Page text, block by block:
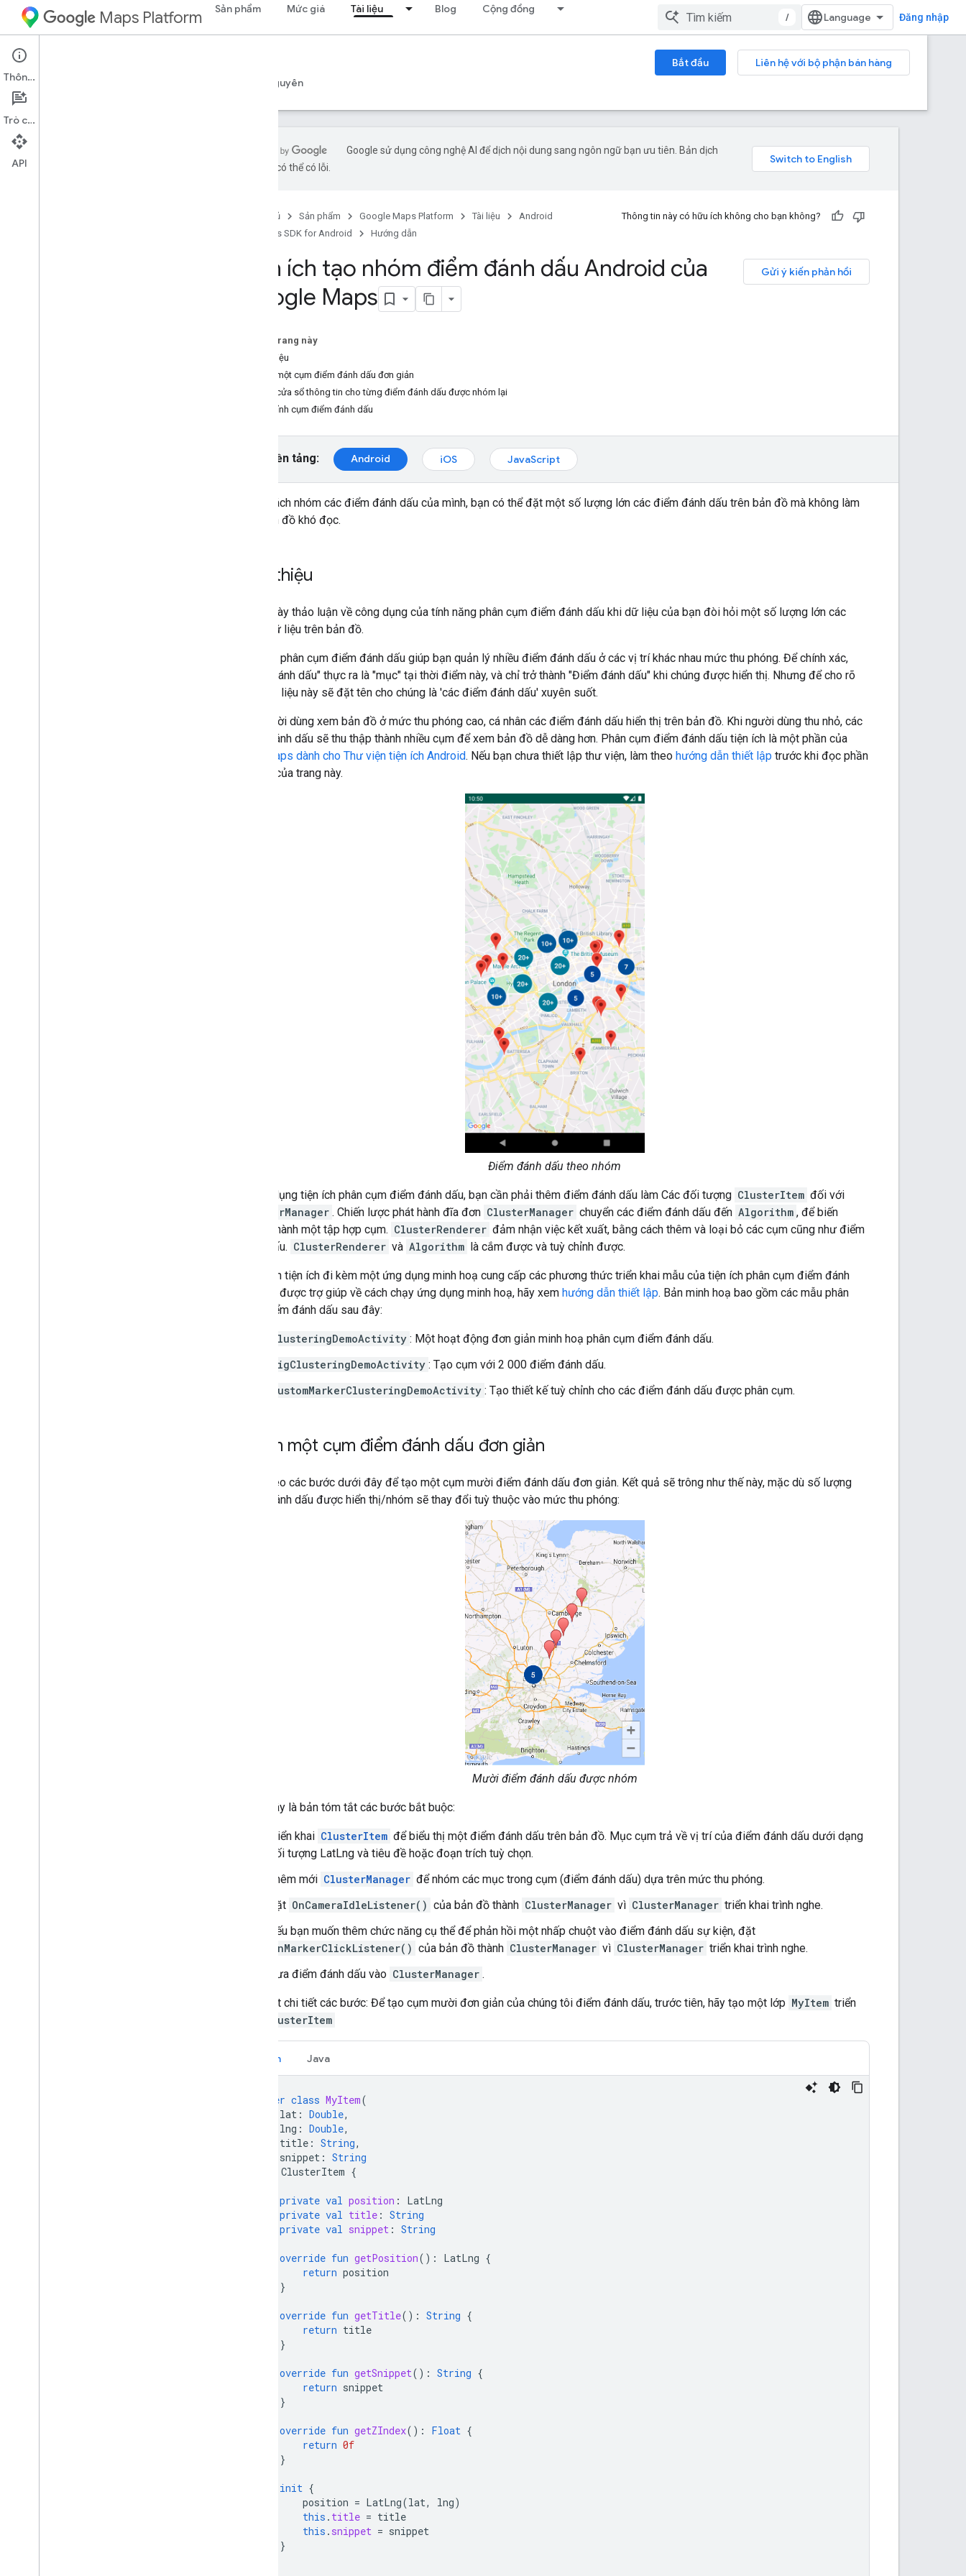
Maps Platform Sản phẩm Mức giá Tài liệu Blog Cộng đồng
/ Đăng nhập
Android Bắt đầu
Liên hệ với bộ phận bán hàng
Hướng dẫn
Tài nguyên
Google sử dụng công nghệ AI để dịch nội dung sang ngôn ngữ bạn ưu tiên. Bản dịch
bằng AI có thể có lỗi.
Trang chủ Sản phẩm Google Maps Platform Tài liệu
Android
Maps SDK for Android
Hướng dẫn
Thông tin này có hữu ích không cho bạn không?
Gửi ý kiến phản hồi
Tiện ích tạo nhóm điểm đánh dấu Android của
Google Maps
Trên trang này
Giới thiệu
Thêm một cụm điểm đánh dấu đơn giản
Thêm cửa sổ thông tin cho từng điểm đánh dấu được nhóm lại
Tuỳ chỉnh cụm điểm đánh dấu
Chọn nền tảng: Android iOS JavaScript
Bằng cách nhóm các điểm đánh dấu của mình, bạn có thể đặt một số lượng lớn các điểm đánh dấu trên bản đồ mà không làm
cho bản đồ khó đọc.
Giới thiệu
Video này thảo luận về công dụng của tính năng phân cụm điểm đánh dấu khi dữ liệu của bạn đòi hỏi một số lượng lớn các
điểm dữ liệu trên bản đồ.
Tiện ích phân cụm điểm đánh dấu giúp bạn quản lý nhiều điểm đánh dấu ở các vị trí khác nhau mức thu phóng. Để chính xác,
"điểm đánh dấu" thực ra là "mục" tại thời điểm này, và chỉ trở thành "Điểm đánh dấu" khi chúng được hiển thị. Nhưng để cho rõ
ràng, tài liệu này sẽ đặt tên cho chúng là 'các điểm đánh dấu' xuyên suốt.
Khi người dùng xem bản đồ ở mức thu phóng cao, cá nhân các điểm đánh dấu hiển thị trên bản đồ. Khi người dùng thu nhỏ, các
điểm đánh dấu sẽ thu thập thành nhiều cụm để xem bản đồ dễ dàng hơn. Phân cụm điểm đánh dấu tiện ích là một phần của
SDK Maps dành cho Thư viện tiện ích Android. Nếu bạn chưa thiết lập thư viện, làm theo hướng dẫn thiết lập trước khi đọc phần
còn lại của trang này.
Điểm đánh dấu theo nhóm
Để sử dụng tiện ích phân cụm điểm đánh dấu, bạn cần phải thêm điểm đánh dấu làm Các đối tượng ClusterItem đối với
ClusterManager . Chiến lược phát hành đĩa đơn ClusterManager chuyển các điểm đánh dấu đến Algorithm , để biến
chúng thành một tập hợp cụm. ClusterRenderer đảm nhận việc kết xuất, bằng cách thêm và loại bỏ các cụm cũng như điểm
đánh dấu. ClusterRenderer và Algorithm là cắm được và tuỳ chỉnh được.
Thư viện tiện ích đi kèm một ứng dụng minh hoạ cung cấp các phương thức triển khai mẫu của tiện ích phân cụm điểm đánh
dấu. Để được trợ giúp về cách chạy ứng dụng minh hoạ, hãy xem hướng dẫn thiết lập. Bản minh hoạ bao gồm các mẫu phân
cụm điểm đánh dấu sau đây:
ClusteringDemoActivity : Một hoạt động đơn giản minh hoạ phân cụm điểm đánh dấu.
BigClusteringDemoActivity : Tạo cụm với 2 000 điểm đánh dấu.
CustomMarkerClusteringDemoActivity : Tạo thiết kế tuỳ chỉnh cho các điểm đánh dấu được phân cụm.
Thêm một cụm điểm đánh dấu đơn giản
Làm theo các bước dưới đây để tạo một cụm mười điểm đánh dấu đơn giản. Kết quả sẽ trông như thế này, mặc dù số lượng
điểm đánh dấu được hiển thị/nhóm sẽ thay đổi tuỳ thuộc vào mức thu phóng:
Mười điểm đánh dấu được nhóm
Dưới đây là bản tóm tắt các bước bắt buộc:
Triển khai ClusterItem để biểu thị một điểm đánh dấu trên bản đồ. Mục cụm trả về vị trí của điểm đánh dấu dưới dạng
đối tượng LatLng và tiêu đề hoặc đoạn trích tuỳ chọn.
Thêm mới ClusterManager để nhóm các mục trong cụm (điểm đánh dấu) dựa trên mức thu phóng.
Đặt OnCameraIdleListener() của bản đồ thành ClusterManager vì ClusterManager triển khai trình nghe.
Nếu bạn muốn thêm chức năng cụ thể để phản hồi một nhấp chuột vào điểm đánh dấu sự kiện, đặt
OnMarkerClickListener() của bản đồ thành ClusterManager vì ClusterManager triển khai trình nghe.
Đưa điểm đánh dấu vào ClusterManager .
Xem xét chi tiết các bước: Để tạo cụm mười đơn giản của chúng tôi điểm đánh dấu, trước tiên, hãy tạo một lớp MyItem triển
ClusterItem
Kotlin Java
inner class MyItem(
lat : Double,
lng : Double,
title : String,
snippet : String
ClusterItem {
private val position :
LatLng
private val title : String
private val snippet : String
override fun getPosition(): LatLng {
return position
}
override fun getTitle(): String {
return title
}
override fun getSnippet(): String {
return snippet
}
override fun getZIndex(): Float {
return 0f
}
init {
position = LatLng(lat, lng)
this . title = title
this . snippet = snippet
}
Thông tin
Trò chuyện
API